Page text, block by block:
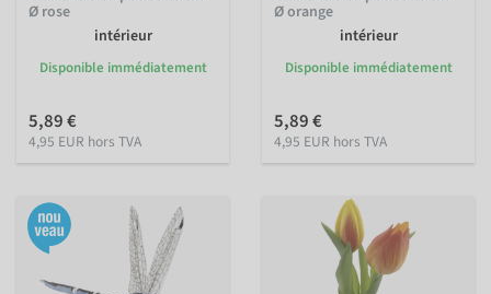
Ø rose
intérieur
Disponible immédiatement
5,89 €
4,95 EUR hors TVA
Ø orange
intérieur
Disponible immédiatement
5,89 €
4,95 EUR hors TVA